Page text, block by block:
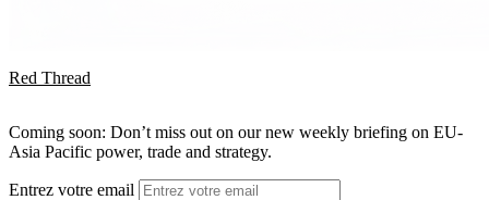
Red Thread
Coming soon: Don’t miss out on our new weekly briefing on EU-
Asia Pacific power, trade and strategy.
Entrez votre email